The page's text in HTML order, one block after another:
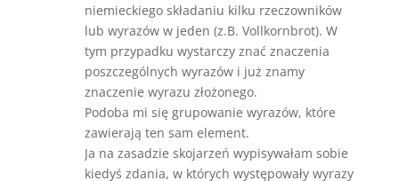
niemieckiego składaniu kilku rzeczowników
lub wyrazów w jeden (z.B. Vollkornbrot). W
tym przypadku wystarczy znać znaczenia
poszczególnych wyrazów i już znamy
znaczenie wyrazu złożonego.
Podoba mi się grupowanie wyrazów, które
zawierają ten sam element.
Ja na zasadzie skojarzeń wypisywałam sobie
kiedyś zdania, w których występowały wyrazy